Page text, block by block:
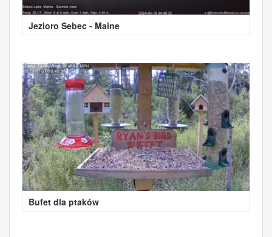
Jezioro Sebec - Maine
Bufet dla ptaków